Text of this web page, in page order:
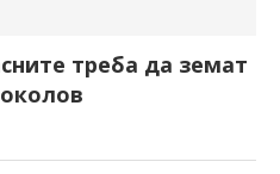
треба да земат